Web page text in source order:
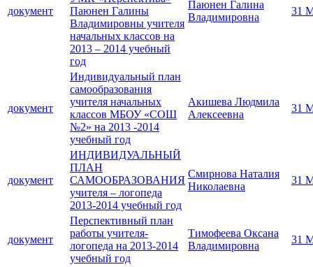
документ
Паюнен Галины
Владимировны учителя
начальных классов на
2013 – 2014 учебный
год
Паюнен Галина
Владимировна
31
документ
Индивидуальный план
самообразования
учителя начальных
классов МБОУ «СОШ
№2» на 2013 -2014
учебный год
Акишева Людмила
Алексеевна
31
документ
ИНДИВИДУАЛЬНЫЙ
ПЛАН
САМООБРАЗОВАНИЯ
учителя – логопеда
2013-2014 учебный год
Смирнова Наталия
Николаевна
31
документ
Перспективный план
работы учителя-
логопеда на 2013-2014
учебный год
Тимофеева Оксана
Владимировна
31